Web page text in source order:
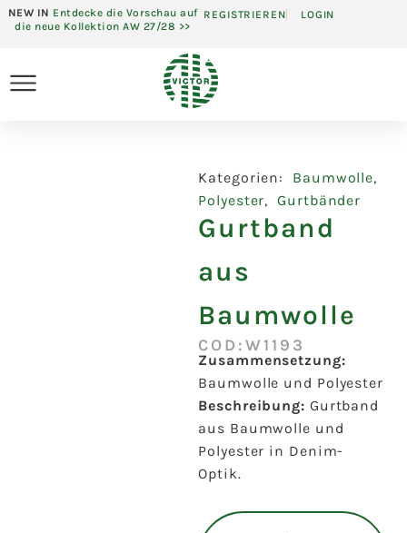
NEW IN Entdecke die Vorschau auf
die neue Kollektion AW 27/28 >>
REGISTRIEREN LOGIN
Kategorien: Baumwolle,
Polyester,Gurtbänder
Gurtband
aus
Baumwolle
COD:W1193
Zusammensetzung:
Baumwolle und Polyester
Beschreibung: Gurtband
aus Baumwolle und
Polyester in Denim-
Optik.